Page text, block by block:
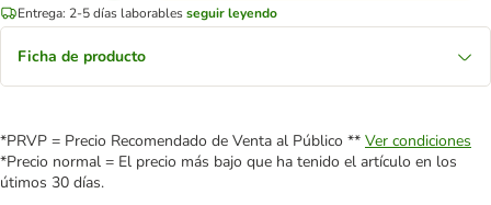
Entrega: 2-5 días laborablesseguir leyendo
Ficha de producto
*PRVP = Precio Recomendado de Venta al Público ** Ver condiciones
*Precio normal = El precio más bajo que ha tenido el artículo en los
útimos 30 días.